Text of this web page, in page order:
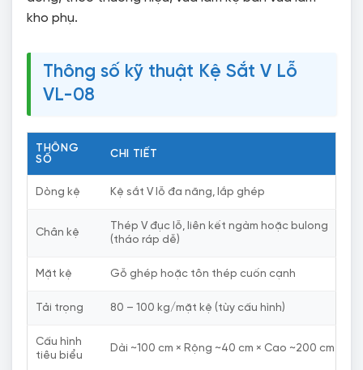
kho phụ.
Thông số kỹ thuật Kệ Sắt V Lỗ
VL-08
THÔNG
SỐ
CHI TIẾT
Dòng kệ Kệ sắt V lỗ đa năng, lắp ghép
Chân kệ
Thép V đục lỗ, liên kết ngàm hoặc bulong
(tháo ráp dễ)
Mặt kệ Gỗ ghép hoặc tôn thép cuốn cạnh
Tải trọng 80 – 100 kg/mặt kệ (tùy cấu hình)
Cấu hình
tiêu biểu
Dài ~100 cm × Rộng ~40 cm × Cao ~200 cm